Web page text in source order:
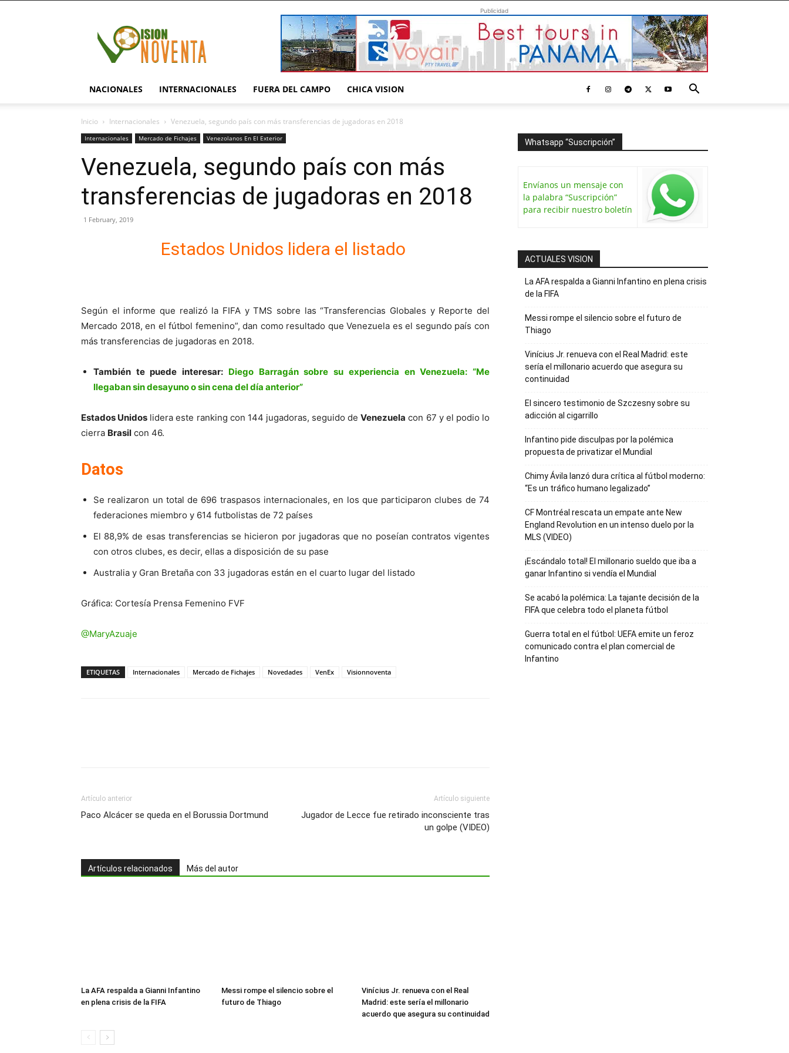
Publicidad
NACIONALES INTERNACIONALES FUERA DEL CAMPO CHICA VISION
Inicio Internacionales Venezuela, segundo país con más transferencias de jugadoras en 2018
Internacionales Mercado de Fichajes Venezolanos En El Exterior
Venezuela, segundo país con más
transferencias de jugadoras en 2018
1 February, 2019
Estados Unidos lidera el listado
Según el informe que realizó la FIFA y TMS sobre las “Transferencias Globales y Reporte del
Mercado 2018, en el fútbol femenino”, dan como resultado que Venezuela es el segundo país con
más transferencias de jugadoras en 2018.
También te puede interesar: Diego Barragán sobre su experiencia en Venezuela: “Me
llegaban sin desayuno o sin cena del día anterior”
Estados Unidos lidera este ranking con 144 jugadoras, seguido deVenezuela con 67 y el podio lo
cierra Brasil con 46.
Datos
Se realizaron un total de 696 traspasos internacionales, en los que participaron clubes de 74
federaciones miembro y 614 futbolistas de 72 países
El 88,9% de esas transferencias se hicieron por jugadoras que no poseían contratos vigentes
con otros clubes, es decir, ellas a disposición de su pase
Australia y Gran Bretaña con 33 jugadoras están en el cuarto lugar del listado
Gráfica: Cortesía Prensa Femenino FVF
@MaryAzuaje
ETIQUETAS Internacionales Mercado de Fichajes Novedades VenEx Visionnoventa
Artículo anterior
Paco Alcácer se queda en el Borussia Dortmund
Artículo siguiente
Jugador de Lecce fue retirado inconsciente tras
un golpe (VIDEO)
Artículos relacionados Más del autor
La AFA respalda a Gianni Infantino
en plena crisis de la FIFA
Messi rompe el silencio sobre el
futuro de Thiago
Vinícius Jr. renueva con el Real
Madrid: este sería el millonario
acuerdo que asegura su continuidad
Whatsapp “Suscripción”
Envíanos un mensaje con
la palabra “Suscripción”
para recibir nuestro boletín
ACTUALES VISION
La AFA respalda a Gianni Infantino en plena crisis
de la FIFA
Messi rompe el silencio sobre el futuro de
Thiago
Vinícius Jr. renueva con el Real Madrid: este
sería el millonario acuerdo que asegura su
continuidad
El sincero testimonio de Szczesny sobre su
adicción al cigarrillo
Infantino pide disculpas por la polémica
propuesta de privatizar el Mundial
Chimy Ávila lanzó dura crítica al fútbol moderno:
“Es un tráfico humano legalizado”
CF Montréal rescata un empate ante New
England Revolution en un intenso duelo por la
MLS (VIDEO)
¡Escándalo total! El millonario sueldo que iba a
ganar Infantino si vendía el Mundial
Se acabó la polémica: La tajante decisión de la
FIFA que celebra todo el planeta fútbol
Guerra total en el fútbol: UEFA emite un feroz
comunicado contra el plan comercial de
Infantino